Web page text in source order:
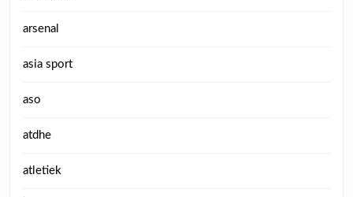
arsenal
asia sport
aso
atdhe
atletiek